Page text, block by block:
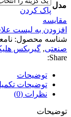
مدل
پاک کردن
مقایسه
افزودن به لیست
شناسه محصول:
صنعتی, گیربکس
Share:
توضیحات
توضیحات
نظرات (0)
توضیحات